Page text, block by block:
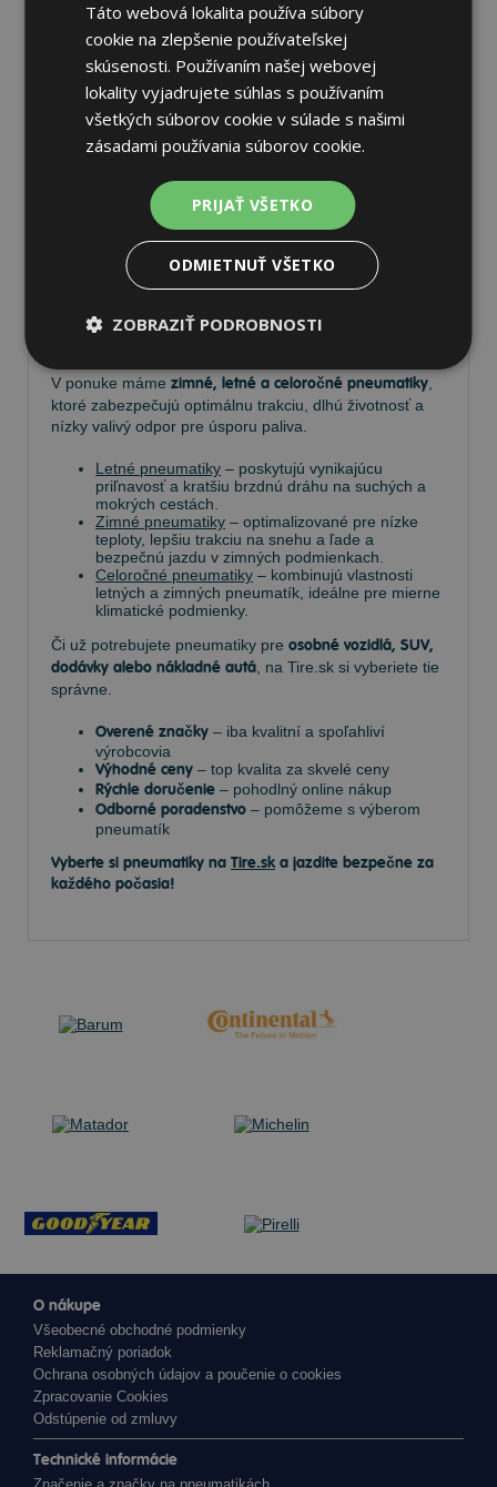
Pneumatiky
Vyberte si kvalitnépneumatikypre bezpečnú, komfortnú
a úspornú jazdu. NaTire.sknájdete široký výber
pneumatík pre rôzne typy vozidiel a jazdných
podmienok.
prémiové značky, akoContinental
Matador ,Semperit, ako aj ďalších výrobcov:
Michelin
V ponuke máme zimné, letné a celoročné pneumatiky
ktoré zabezpečujú optimálnu trakciu, dlhú životnosť a
nízky valivý odpor pre úsporu paliva.
Letné pneumatiky – poskytujú vynikajúcu
priľnavosť a kratšiu brzdnú dráhu na suchých a
mokrých cestách.
Zimné pneumatiky – optimalizované pre nízke
teploty, lepšiu trakciu na snehu a ľade a
bezpečnú jazdu v zimných podmienkach.
Celoročné pneumatiky – kombinujú vlastnosti
letných a zimných pneumatík, ideálne pre mierne
klimatické podmienky.
Či už potrebujete pneumatiky pre osobné vozidlá, SUV,
dodávky alebo nákladné autá , na Tire.sk si vyberiete tie
správne.
Overené značky – iba kvalitní a spoľahliví
výrobcovia
Výhodné ceny – top kvalita za skvelé ceny
Rýchle doručenie – pohodlný online nákup
Odborné poradenstvo – pomôžeme s výberom
pneumatík
Vyberte si pneumatiky na Tire.sk a jazdite bezpečne za
každého počasia!
O nákupe
Všeobecné obchodné podmienky
Reklamačný poriadok
Ochrana osobných údajov a poučenie o cookies
Zpracovanie Cookies
Odstúpenie od zmluvy
Technické informácie
Táto webová lokalita používa súbory
cookie na zlepšenie používateľskej
skúsenosti. Používaním našej webovej
lokality vyjadrujete súhlas s používaním
všetkých súborov cookie v súlade s našimi
zásadami používania súborov cookie.
PRIJAŤ VŠETKO
ODMIETNUŤ VŠETKO
ZOBRAZIŤ PODROBNOSTI